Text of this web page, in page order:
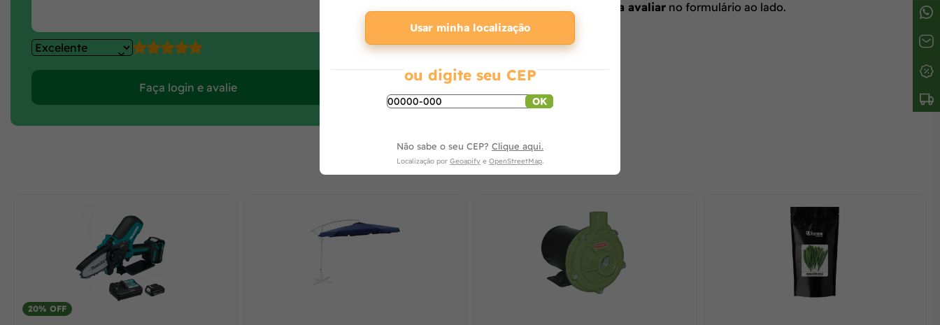
Faça login e avalie
seja o primeiro a avaliar no formulário ao lado.
O que os outros estão vendo
20% OFF
Usar minha localização
ou digite seu CEP
OK
Não sabe o seu CEP? Clique aqui.
Localização por Geoapify e OpenStreetMap.